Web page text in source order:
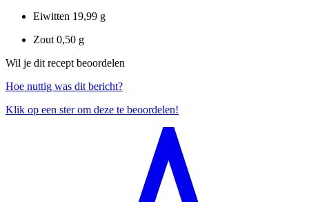
Eiwitten 19,99 g
Zout 0,50 g
Wil je dit recept beoordelen
Hoe nuttig was dit bericht?
Klik op een ster om deze te beoordelen!